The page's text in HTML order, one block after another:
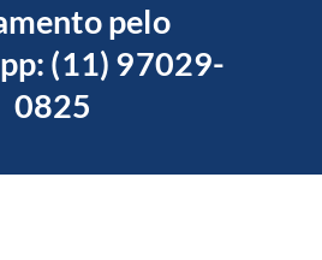
pelo
(11) 97029-
0825